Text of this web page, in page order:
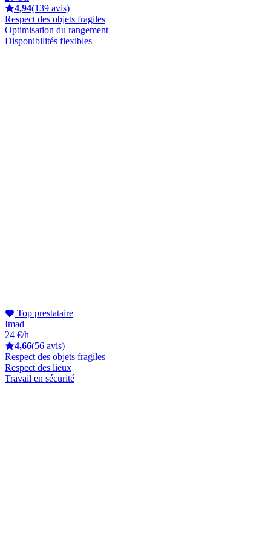
4,94(139 avis)
Respect des objets fragiles
Optimisation du rangement
Disponibilités flexibles
Top prestataire
Imad
24 €/h
4,66(56 avis)
Respect des objets fragiles
Respect des lieux
Travail en sécurité